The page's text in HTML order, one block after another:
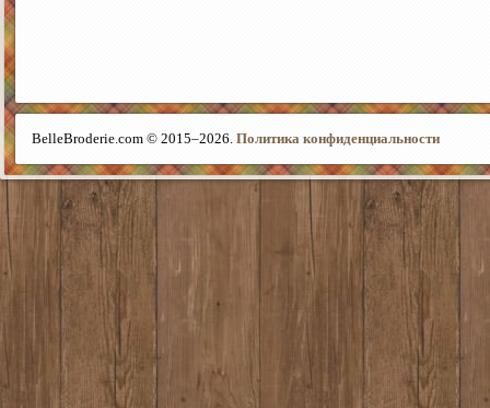
BelleBroderie.com © 2015–2026. Политика конфиденциальности